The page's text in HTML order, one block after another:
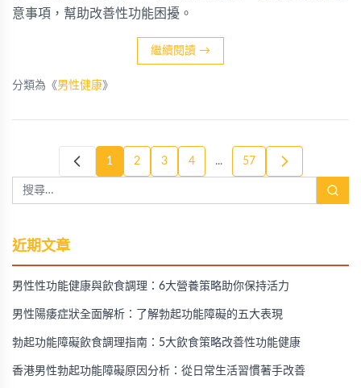
意事項，幫助改善性功能困擾。
繼續閱讀 →
分類為《男性健康》
1 2 3 4 ... 57
近期文章
男性性功能健康與飲食調理：6大營養策略助你保持活力
男性陽痿症狀全面解析：了解勃起功能障礙的五大表現
勃起功能障礙飲食調理指南：5大飲食策略改善性功能健康
香港男性勃起功能障礙原因分析：從日常生活習慣著手改善